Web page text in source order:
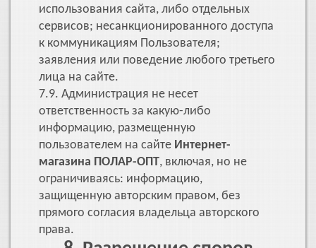
использования сайта, либо отдельных
сервисов; несанкционированного доступа
к коммуникациям Пользователя;
заявления или поведение любого третьего
лица на сайте.
7.9. Администрация не несет
ответственность за какую-либо
информацию, размещенную
пользователем на сайте Интернет-
магазина ПОЛАР-ОПТ, включая, но не
ограничиваясь: информацию,
защищенную авторским правом, без
прямого согласия владельца авторского
права.